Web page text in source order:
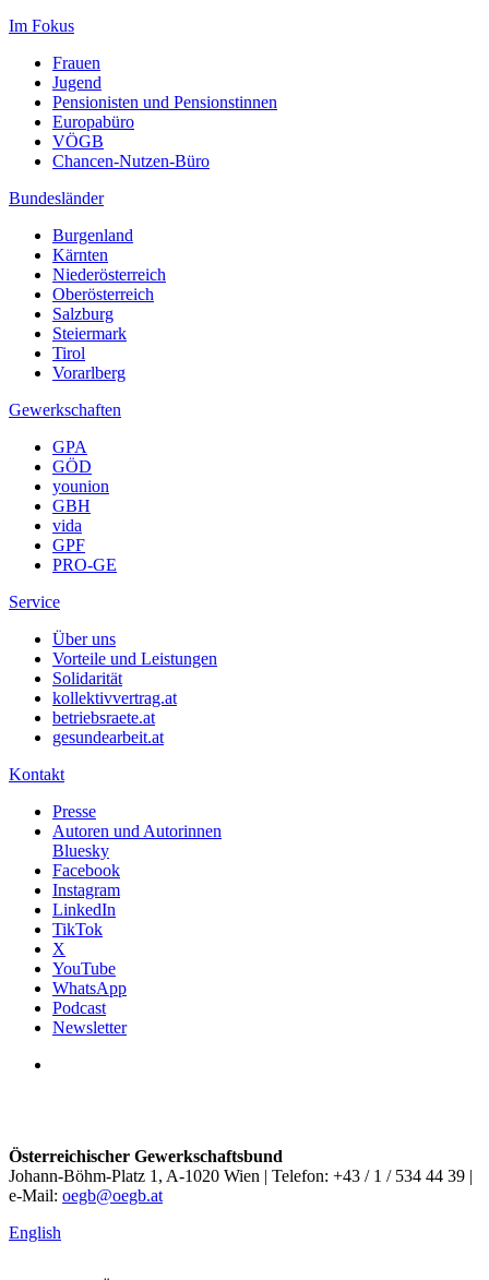
Im Fokus
Frauen
Jugend
Pensionisten und Pensionstinnen
Europabüro
VÖGB
Chancen-Nutzen-Büro
Bundesländer
Burgenland
Kärnten
Niederösterreich
Oberösterreich
Salzburg
Steiermark
Tirol
Vorarlberg
Gewerkschaften
GPA
GÖD
younion
GBH
vida
GPF
PRO-GE
Service
Über uns
Vorteile und Leistungen
Solidarität
kollektivvertrag.at
betriebsraete.at
gesundearbeit.at
Kontakt
Presse
Autoren und Autorinnen
Bluesky
Facebook
Instagram
LinkedIn
TikTok
X
YouTube
WhatsApp
Podcast
Newsletter
Österreichischer Gewerkschaftsbund
Johann-Böhm-Platz 1, A-1020 Wien | Telefon: +43 / 1 / 534 44 39 |
e-Mail: oegb@oegb.at
English